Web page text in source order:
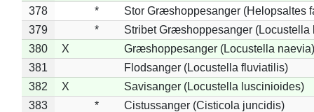
378
*
Stor Græshoppesanger (Helopsaltes
379
*
Stribet Græshoppesanger (Locustella
380
X
Græshoppesanger (Locustella naevia)
381
Flodsanger (Locustella fluviatilis)
382
X
Savisanger (Locustella luscinioides)
383
*
Cistussanger (Cisticola juncidis)